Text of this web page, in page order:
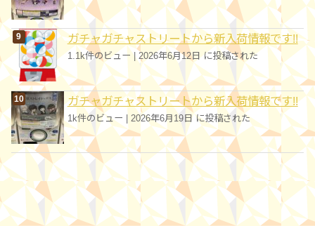
ガチャガチャストリートから新入荷情報です!!
1.1k件のビュー | 2026年6月12日 に投稿された
ガチャガチャストリートから新入荷情報です!!
1k件のビュー | 2026年6月19日 に投稿された